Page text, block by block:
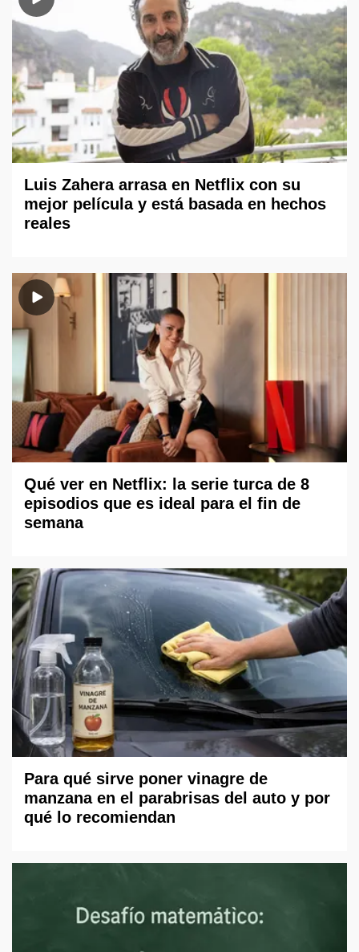
Luis Zahera arrasa en Netflix con su
mejor película y está basada en hechos
reales
Qué ver en Netflix: la serie turca de 8
episodios que es ideal para el fin de
semana
Para qué sirve poner vinagre de
manzana en el parabrisas del auto y por
qué lo recomiendan